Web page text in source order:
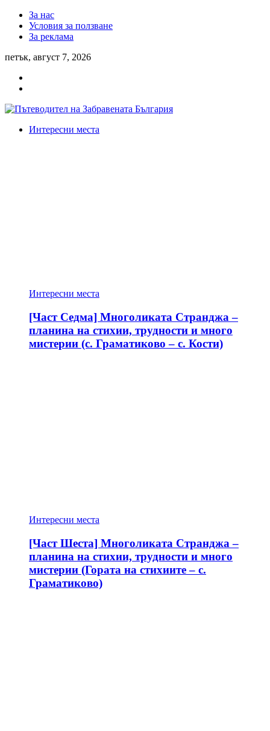
За нас
Условия за ползване
За реклама
петък, август 7, 2026
Интересни места
Интересни места
[Част Седма] Многоликата Странджа –
планина на стихии, трудности и много
мистерии (с. Граматиково – с. Кости)
Интересни места
[Част Шеста] Многоликата Странджа –
планина на стихии, трудности и много
мистерии (Гората на стихиите – с.
Граматиково)